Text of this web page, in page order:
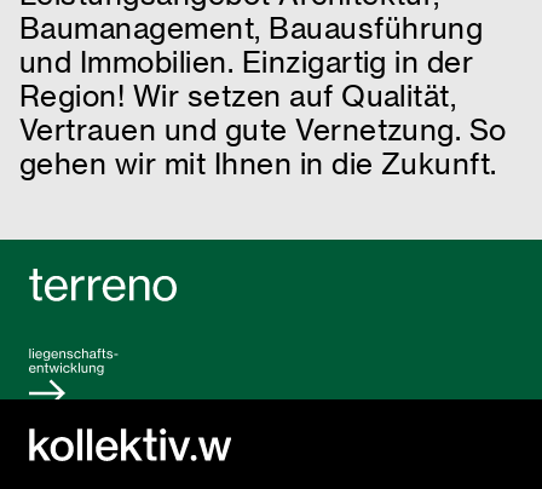
Baumanagement, Bauausführung
und Immobilien. Einzigartig in der
Region! Wir setzen auf Qualität,
Vertrauen und gute Vernetzung. So
gehen wir mit Ihnen in die Zukunft.